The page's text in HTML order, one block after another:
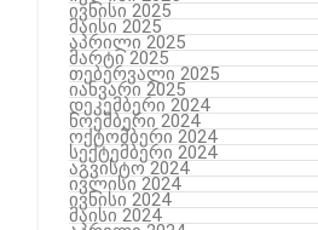
ივნისი 2025
მაისი 2025
აპრილი 2025
მარტი 2025
თებერვალი 2025
იანვარი 2025
დეკემბერი 2024
ნოემბერი 2024
ოქტომბერი 2024
სექტემბერი 2024
აგვისტო 2024
ივლისი 2024
ივნისი 2024
მაისი 2024